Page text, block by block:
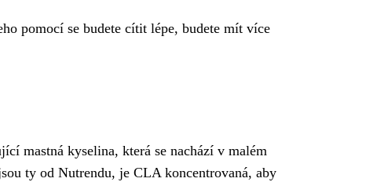
pomocí se budete cítit lépe, budete mít více
mastná kyselina, která se nachází v malém
ty od Nutrendu, je CLA koncentrovaná, aby